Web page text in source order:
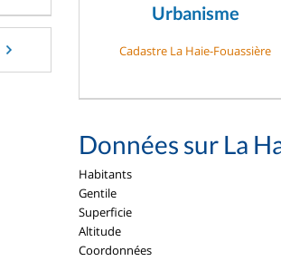
Urbanisme
Cadastre La Haie-Fouassière
Données sur La
Habitants
Gentile
Superficie
Altitude
Coordonnées